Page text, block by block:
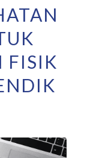
FISIK